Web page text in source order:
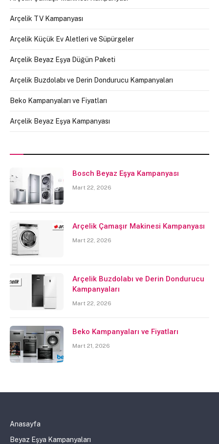
Arçelik TV Kampanyası
Arçelik Küçük Ev Aletleri ve Süpürgeler
Arçelik Beyaz Eşya Düğün Paketi
Arçelik Buzdolabı ve Derin Dondurucu Kampanyaları
Beko Kampanyaları ve Fiyatları
Arçelik Beyaz Eşya Kampanyası
Bosch Beyaz Eşya Kampanyası
Mart 22, 2026
Arçelik Çamaşır Makinesi Kampanyası
Mart 22, 2026
Arçelik Buzdolabı ve Derin Dondurucu
Kampanyaları
Mart 22, 2026
Beko Kampanyaları ve Fiyatları
Mart 21, 2026
Anasayfa
Beyaz Eşya Kampanyaları